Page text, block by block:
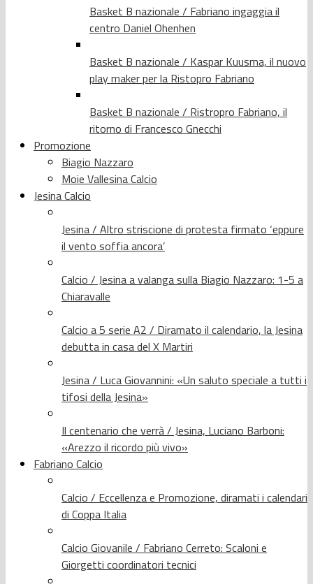
Basket B nazionale / Fabriano ingaggia il
centro Daniel Ohenhen
Basket B nazionale / Kaspar Kuusma, il nuovo
play maker per la Ristopro Fabriano
Basket B nazionale / Ristropro Fabriano, il
ritorno di Francesco Gnecchi
Promozione
Biagio Nazzaro
Moie Vallesina Calcio
Jesina Calcio
Jesina / Altro striscione di protesta firmato ‘eppure
il vento soffia ancora’
Calcio / Jesina a valanga sulla Biagio Nazzaro: 1-5 a
Chiaravalle
Calcio a 5 serie A2 / Diramato il calendario, la Jesina
debutta in casa del X Martiri
Jesina / Luca Giovannini: «Un saluto speciale a tutti i
tifosi della Jesina»
Il centenario che verrà / Jesina, Luciano Barboni:
«Arezzo il ricordo più vivo»
Fabriano Calcio
Calcio / Eccellenza e Promozione, diramati i calendari
di Coppa Italia
Calcio Giovanile / Fabriano Cerreto: Scaloni e
Giorgetti coordinatori tecnici